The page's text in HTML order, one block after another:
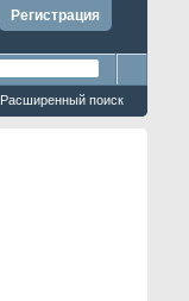
Регистрация
Расширенный поиск